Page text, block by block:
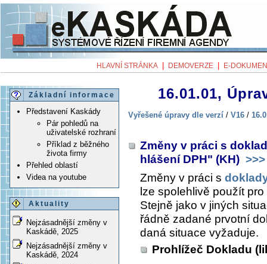
HLAVNÍ STRÁNKA DEMOVERZE E-
Základní informace
Představení Kaskády
Pár pohledů na
uživatelské rozhraní
Příklad z běžného
života firmy
Přehled oblastí
Videa na youtube
Aktuality
Nejzásadnější změny v
Kaskádě, 2025
Nejzásadnější změny v
Kaskádě, 2024
16.01.01,
Vyřešené úpravy dle verzí / V16 /
Změny v práci s
hlášení DPH" (KH) >>>
Změny v práci s
lze spolehlivě použít
Stejně jako v jiných
řádně zadané prvotní
daná situace vyžaduje.
Prohlížeč Dokladu